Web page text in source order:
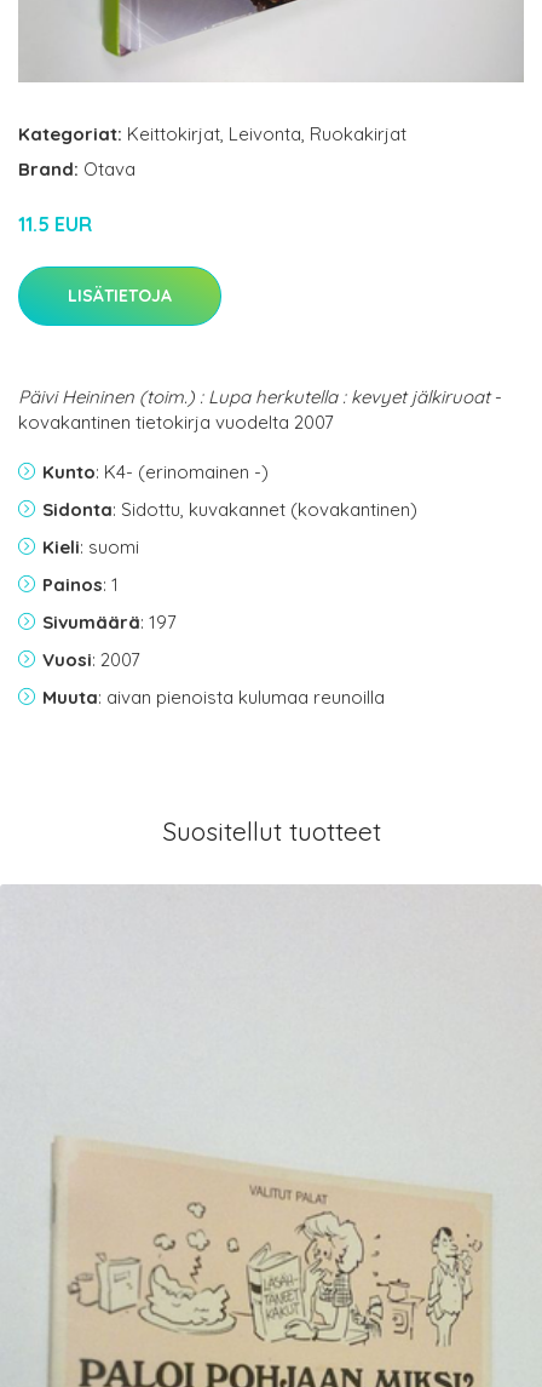
Kategoriat: Keittokirjat, Leivonta, Ruokakirjat
Brand: Otava
11.5 EUR
LISÄTIETOJA
Päivi Heininen (toim.) : Lupa herkutella : kevyet jälkiruoat-
kovakantinen tietokirja vuodelta 2007
Kunto: K4- (erinomainen -)
Sidonta: Sidottu, kuvakannet (kovakantinen)
Kieli: suomi
Painos: 1
Sivumäärä: 197
Vuosi: 2007
Muuta: aivan pienoista kulumaa reunoilla
Suositellut tuotteet